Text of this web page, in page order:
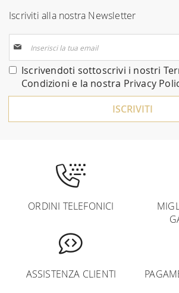
Iscriviti alla nostra Newsletter
alla
nostra
Newsletter:
Iscrivendoti sottoscrivi i nostri
Condizioni e la nostra Privacy
ISCRIVITI
ORDINI TELEFONICI
ASSISTENZA CLIENTI